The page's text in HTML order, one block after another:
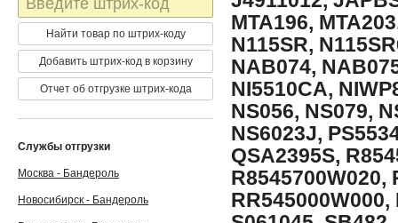
MTA196,
N115SR,
NAB074,
NI5510CA,
NS056, NS079,
NS6023J,
QSA2395S,
R8545700W020,
RR545000W000,
код
Найти товар по штрих-коду
Добавить штрих-код в корзину
Отчет об отгрузке штрих-кода
Службы отгрузки
Москва - Бандероль
Новосибирск - Бандероль